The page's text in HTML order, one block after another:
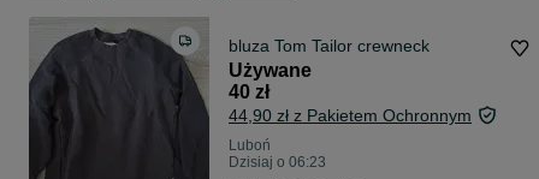
bluza Tom Tailor crewneck
Używane
40 zł
44,90 zł z Pakietem Ochronnym
Luboń
Dzisiaj o 06:23